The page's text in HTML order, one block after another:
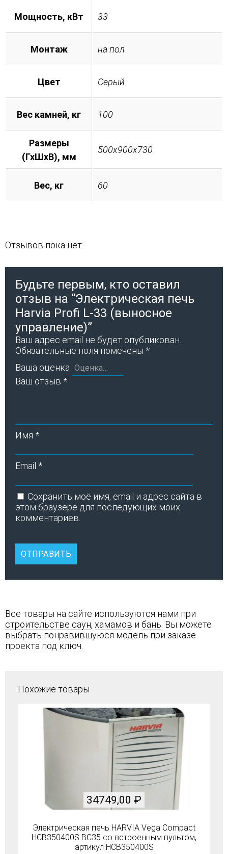
Мощность, кВт 33
Монтаж на пол
Цвет Серый
Вес камней, кг 100
Размеры
(ГхШхВ), мм
500x900x730
Вес, кг 60
Отзывов пока нет.
Будьте первым, кто оставил
отзыв на “Электрическая печь
Harvia Profi L-33 (выносное
управление)”
Ваш адрес email не будет опубликован.
Обязательные поля помечены *
Ваша оценка
Ваш отзыв *
Имя *
Email *
Сохранить моё имя, email и адрес сайта в
этом браузере для последующих моих
комментариев.
Все товары на сайте используются нами при
строительстве саун, хамамов и бань . Вы можете
выбрать понравившуюся модель при заказе
проекта под ключ.
Похожие товары
Электрическая печь HARVIA Vega Compact
HCB350400S BC35 со встроенным пультом,
артикул HCB350400S
34749,00 ₽